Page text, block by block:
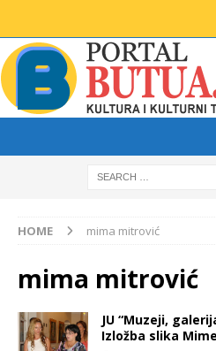
HOME mima mitrović
mima mitrović
JU “Muzeji,
Izložba slika